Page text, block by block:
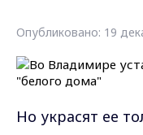
Опубликовано: 19
Но украсят ее